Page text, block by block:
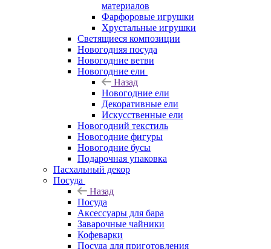
материалов
Фарфоровые игрушки
Хрустальные игрушки
Светящиеся композиции
Новогодняя посуда
Новогодние ветви
Новогодние ели
Назад
Новогодние ели
Декоративные ели
Искусственные ели
Новогодний текстиль
Новогодние фигуры
Новогодние бусы
Подарочная упаковка
Пасхальный декор
Посуда
Назад
Посуда
Аксессуары для бара
Заварочные чайники
Кофеварки
Посуда для приготовления